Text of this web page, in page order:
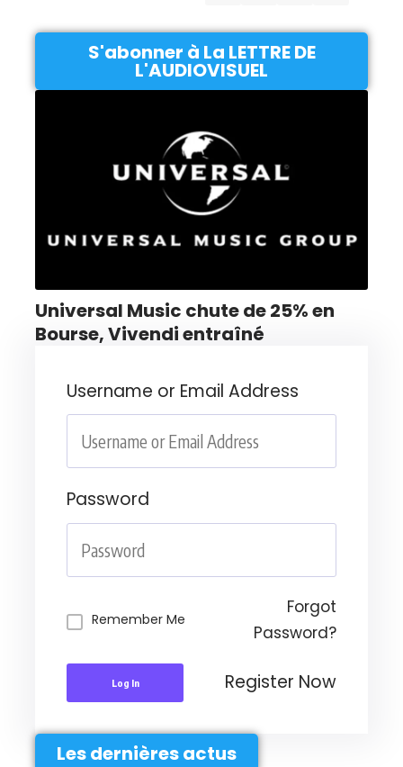
S'abonner à La LETTRE DE
L'AUDIOVISUEL
Universal Music chute de 25% en
Bourse, Vivendi entraîné
Username or Email Address
Password
Remember Me
Forgot
Password?
Log In Register Now
Les dernières actus